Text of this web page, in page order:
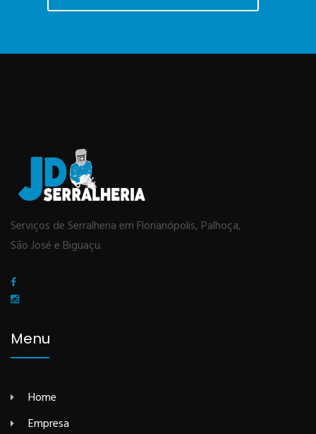
Serviços de Serralheria em Florianópolis, Palhoça,
São José e Biguaçu.
Menu
Home
Empresa